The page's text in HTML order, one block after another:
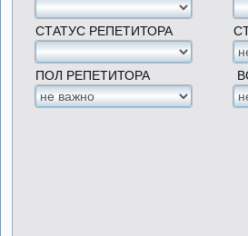
СТАТУС РЕПЕТИТОРА
ПОЛ РЕПЕТИТОРА